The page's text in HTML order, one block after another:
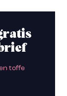
toffe